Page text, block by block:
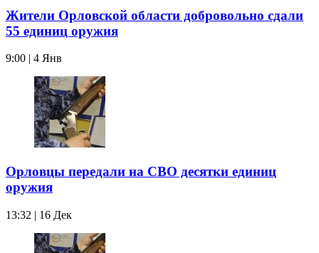
Жители Орловской области добровольно сдали
55 единиц оружия
9:00 | 4 Янв
Орловцы передали на СВО десятки единиц
оружия
13:32 | 16 Дек